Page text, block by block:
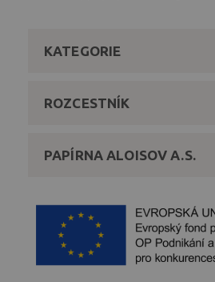
KATEGORIE
ROZCESTNÍK
PAPÍRNA ALOISOV A.S.